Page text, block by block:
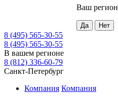
Ваш регион
8 (495) 565-30-55
8 (495) 565-30-55
В вашем регионе
8 (812) 336-60-79
Санкт-Петербург
Компания Компания